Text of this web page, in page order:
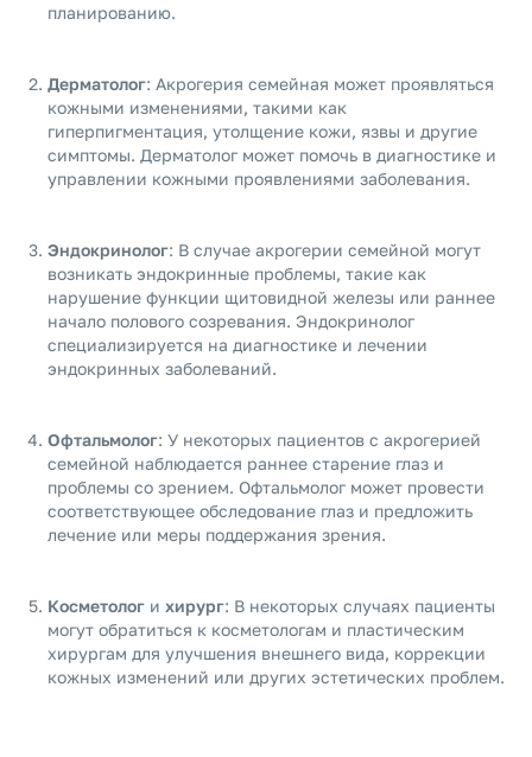
планированию.
Дерматолог: Акрогерия семейная может проявляться
кожными изменениями, такими как
гиперпигментация, утолщение кожи, язвы и другие
симптомы. Дерматолог может помочь в диагностике и
управлении кожными проявлениями заболевания.
Эндокринолог: В случае акрогерии семейной могут
возникать эндокринные проблемы, такие как
нарушение функции щитовидной железы или раннее
начало полового созревания. Эндокринолог
специализируется на диагностике и лечении
эндокринных заболеваний.
Офтальмолог: У некоторых пациентов с акрогерией
семейной наблюдается раннее старение глаз и
проблемы со зрением. Офтальмолог может провести
соответствующее обследование глаз и предложить
лечение или меры поддержания зрения.
Косметолог и хирург: В некоторых случаях пациенты
могут обратиться к косметологам и пластическим
хирургам для улучшения внешнего вида, коррекции
кожных изменений или других эстетических проблем.